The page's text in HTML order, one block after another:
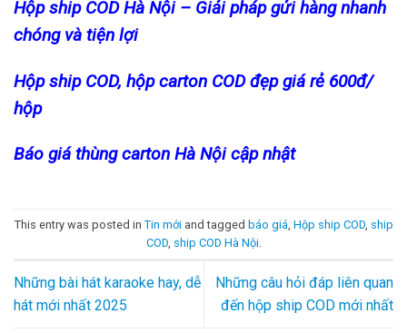
Hộp ship COD Hà Nội – Giải pháp gửi hàng nhanh
chóng và tiện lợi
Hộp ship COD, hộp carton COD đẹp giá rẻ 600đ/
hộp
Báo giá thùng carton Hà Nội cập nhật
This entry was posted in Tin mớiand tagged báo giá Hộp ship COD, ship
COD, ship COD Hà Nội.
Những bài hát karaoke hay, dễ
hát mới nhất 2025
Những câu hỏi đáp liên quan
đến hộp ship COD mới nhất